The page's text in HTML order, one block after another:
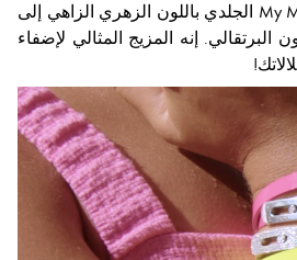
جينولا، اختاري سوار My Move الجلدي باللون الزهري الزاهي إلى
البرتقالي. إنه المزيج المثالي لإضفاء